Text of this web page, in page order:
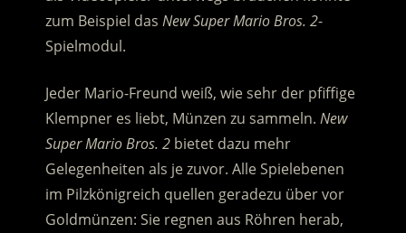
zum Beispiel das New Super Mario Bros. 2-
Spielmodul.
Jeder Mario-Freund weiß, wie sehr der pfiffige
Klempner es liebt, Münzen zu sammeln. New
Super Mario Bros. 2bietet dazu mehr
Gelegenheiten als je zuvor. Alle Spielebenen
im Pilzkönigreich quellen geradezu über vor
Goldmünzen: Sie regnen aus Röhren herab,